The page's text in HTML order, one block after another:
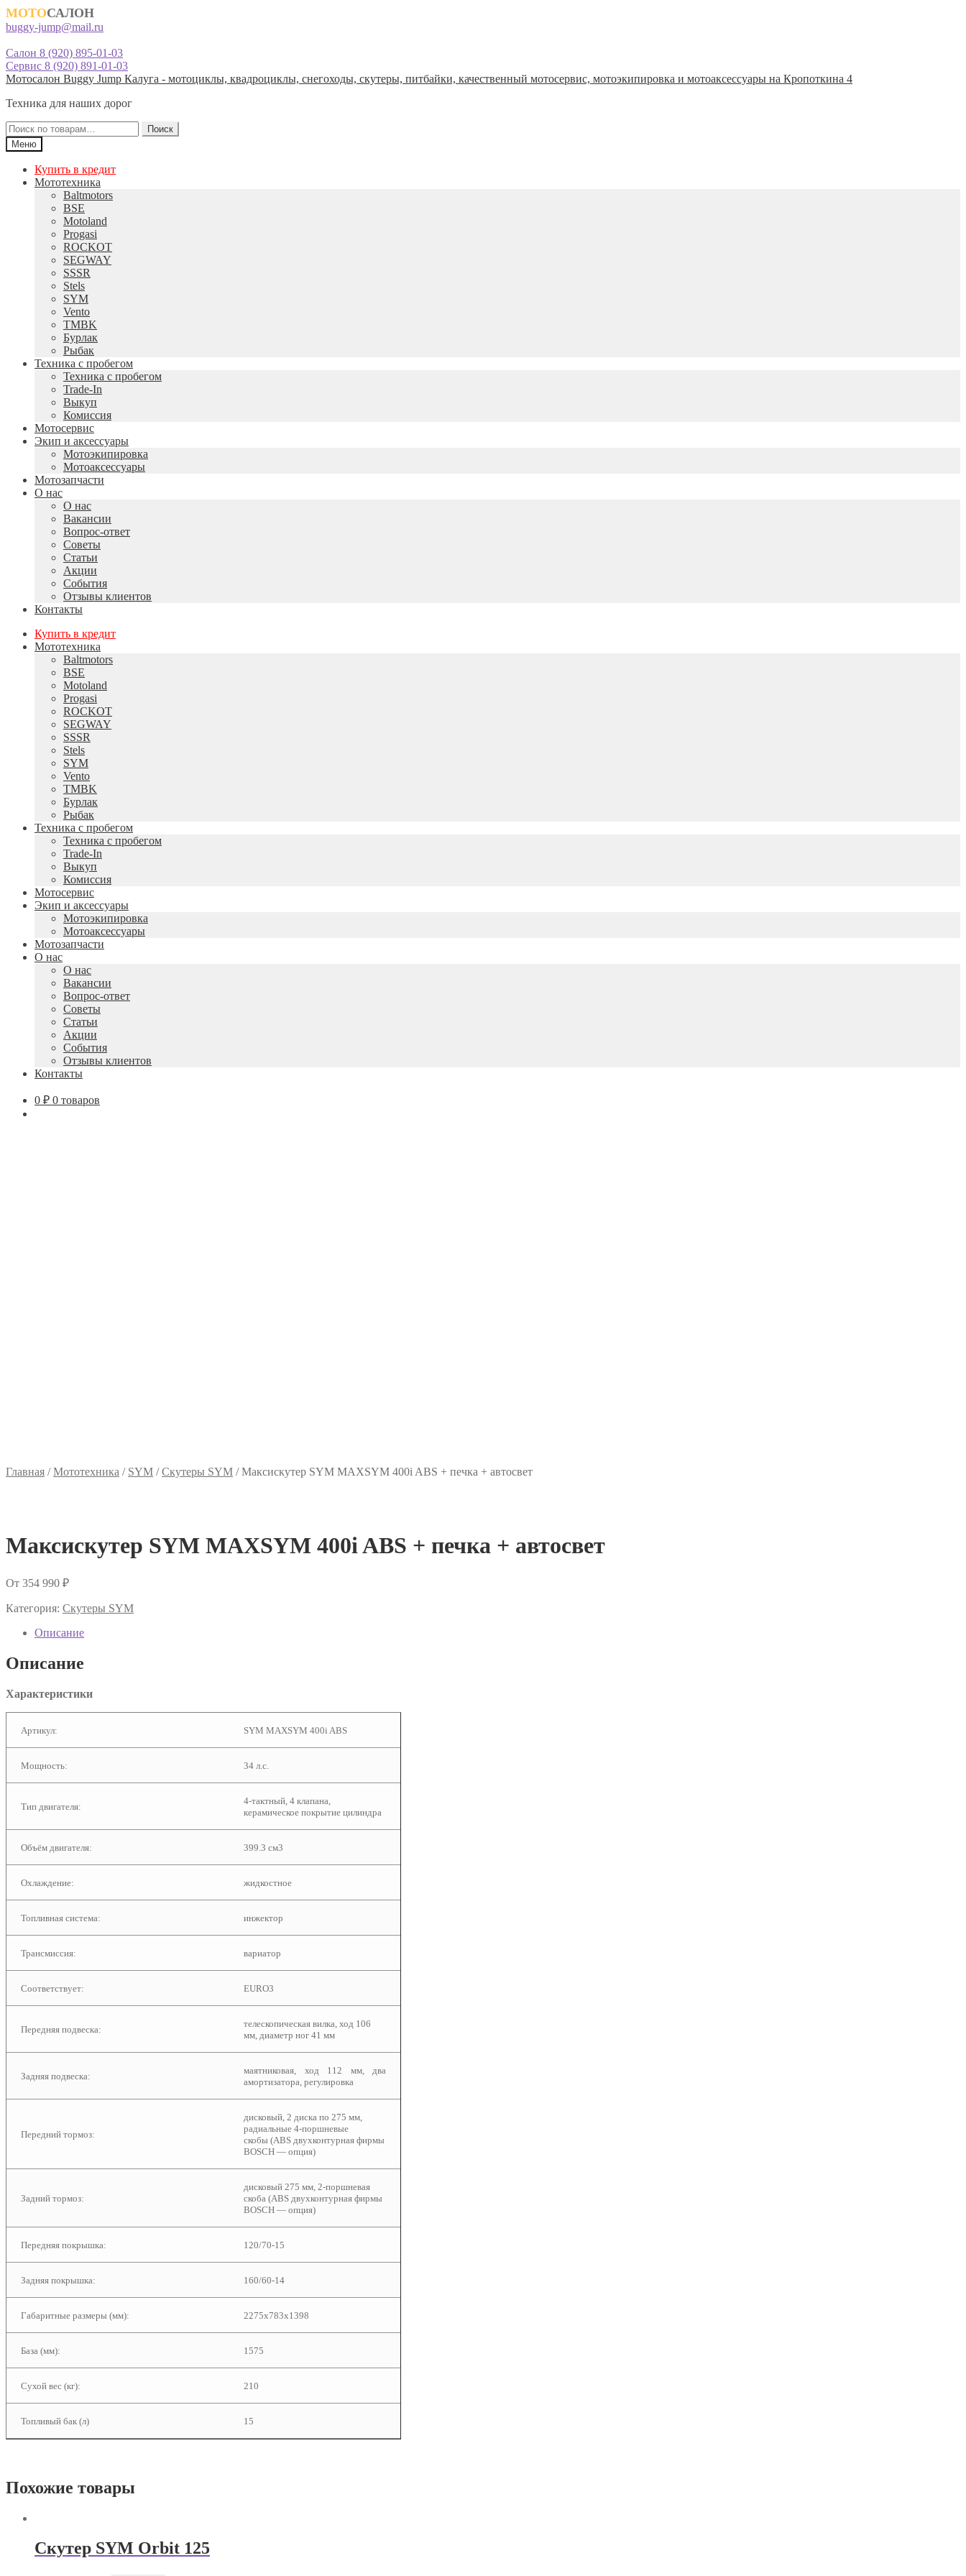
МОТОСАЛОН
buggy-jump@mail.ru
Салон 8 (920) 895-01-03
Сервис 8 (920) 891-01-03
Перейти
навигации
Перейти
содержимому
Мотосалон Buggy Jump Калуга - мотоциклы, квадроциклы, снегоходы, скутеры, питбайки, качественный мотосервис, мотоэкипировка и мотоаксессуары на Кропоткина 4
Техника для наших дорог
Искать:
Поиск
Меню
Купить в кредит
Мототехника
Baltmotors
BSE
Motoland
Progasi
ROCKOT
SEGWAY
SSSR
Stels
SYM
Vento
TMBK
Бурлак
Рыбак
Техника с пробегом
Техника с пробегом
Trade-In
Выкуп
Комиссия
Мотосервис
Экип и аксессуары
Мотоэкипировка
Мотоаксессуары
Мотозапчасти
О нас
О нас
Вакансии
Вопрос-ответ
Советы
Статьи
Акции
События
Отзывы клиентов
Контакты
Купить в кредит
Мототехника
Baltmotors
BSE
Motoland
Progasi
ROCKOT
SEGWAY
SSSR
Stels
SYM
Vento
TMBK
Бурлак
Рыбак
Техника с пробегом
Техника с пробегом
Trade-In
Выкуп
Комиссия
Мотосервис
Экип и аксессуары
Мотоэкипировка
Мотоаксессуары
Мотозапчасти
О нас
О нас
Вакансии
Вопрос-ответ
Советы
Статьи
Акции
События
Отзывы клиентов
Контакты
0 ₽ 0 товаров
Главная /Мототехника / SYM /Скутеры SYM /Максискутер SYM MAXSYM 400i ABS + печка + автосвет
Максискутер SYM MAXSYM 400i ABS + печка + автосвет
От 354 990 ₽
Категория: Скутеры SYM
Описание
Описание
Характеристики
Артикул: SYM MAXSYM 400i ABS
Мощность: 34 л.с.
Тип двигателя:
4-тактный, 4 клапана,
керамическое покрытие цилиндра
Объём двигателя: 399.3 см3
Охлаждение: жидкостное
Топливная система: инжектор
Трансмиссия: вариатор
Соответствует: EURO3
Передняя подвеска:
телескопическая вилка, ход 106
мм, диаметр ног 41 мм
Задняя подвеска:
маятниковая, ход 112 мм, два
амортизатора, регулировка
Передний тормоз:
дисковый, 2 диска по 275 мм,
радиальные 4-поршневые
скобы (ABS двухконтурная фирмы
BOSCH — опция)
Задний тормоз:
дисковый 275 мм, 2-поршневая
скоба (ABS двухконтурная фирмы
BOSCH — опция)
Передняя покрышка: 120/70-15
Задняя покрышка: 160/60-14
Габаритные размеры (мм): 2275х783х1398
База (мм): 1575
Сухой вес (кг): 210
Топливый бак (л) 15
Похожие товары
Скутер SYM Orbit 125